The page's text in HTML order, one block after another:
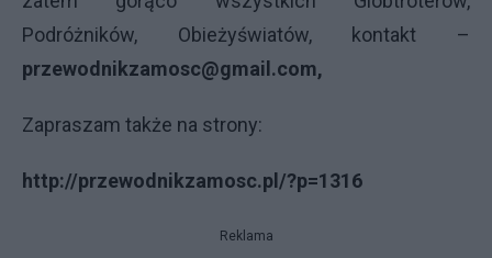
Podróżników, Obieżyświatów, kontakt –
przewodnikzamosc@gmail.com,
Zapraszam także na strony:
http://przewodnikzamosc.pl/?p=1316
Reklama